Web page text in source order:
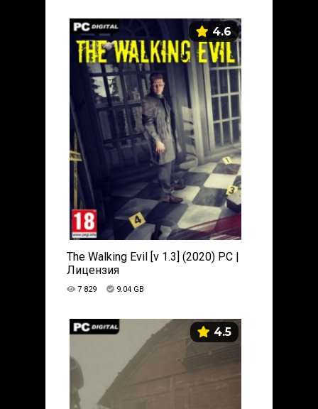
4.6
The Walking Evil [v 1.3] (2020) PC |
Лицензия
7 829 9.04 GB
4.5